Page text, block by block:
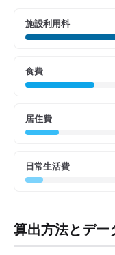
施設利用料
食費
居住費
日常生活費
算出方法とデー